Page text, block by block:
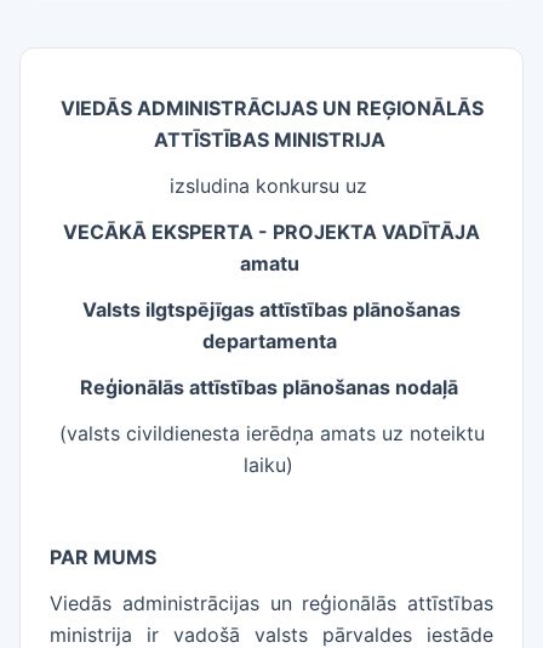
VIEDĀS ADMINISTRĀCIJAS UN REĢIONĀLĀS
ATTĪSTĪBAS MINISTRIJA
izsludina konkursu uz
VECĀKĀ EKSPERTA - PROJEKTA VADĪTĀJA
amatu
Valsts ilgtspējīgas attīstības plānošanas
departamenta
Reģionālās attīstības plānošanas nodaļā
(valsts civildienesta ierēdņa amats uz noteiktu
laiku)
PAR MUMS
Viedās administrācijas un reģionālās attīstības
ministrija ir vadošā valsts pārvaldes iestāde